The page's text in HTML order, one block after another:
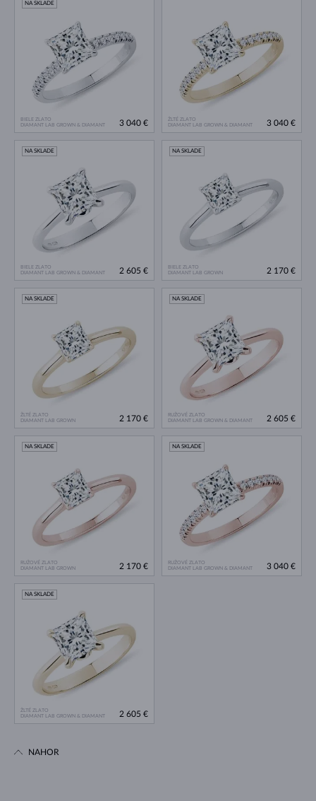
BIELE ZLATO
DIAMANT LAB GROWN & DIAMANT
NA SKLADE
3 040 €
ŽLTÉ ZLATO
DIAMANT LAB GROWN & DIAMANT
3 040 €
BIELE ZLATO
DIAMANT LAB GROWN & DIAMANT
NA SKLADE
2 605 €
BIELE ZLATO
DIAMANT LAB GROWN
NA SKLADE
2 170 €
ŽLTÉ ZLATO
DIAMANT LAB GROWN
NA SKLADE
2 170 €
RUŽOVÉ ZLATO
DIAMANT LAB GROWN & DIAMANT
NA SKLADE
2 605 €
RUŽOVÉ ZLATO
DIAMANT LAB GROWN
NA SKLADE
2 170 €
RUŽOVÉ ZLATO
DIAMANT LAB GROWN & DIAMANT
NA SKLADE
3 040 €
ŽLTÉ ZLATO
DIAMANT LAB GROWN & DIAMANT
NA SKLADE
2 605 €
NAHOR